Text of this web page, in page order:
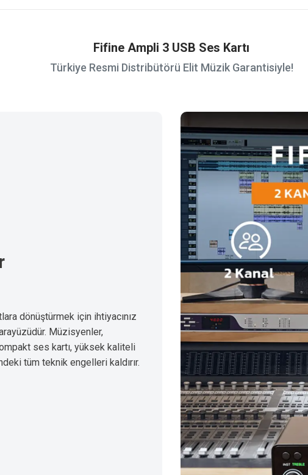
Fifine Ampli 3 USB Ses Kartı
Türkiye Resmi Distribütörü Elit Müzik Garantisiyle!
dönüştürmek için ihtiyacınız
Müzisyenler,
ses kartı, yüksek kaliteli
tüm teknik engelleri kaldırır.